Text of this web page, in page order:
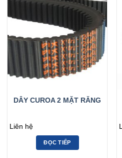
DÂY CUROA 2 MẶT RĂNG
Liên hệ
ĐỌC TIẾP